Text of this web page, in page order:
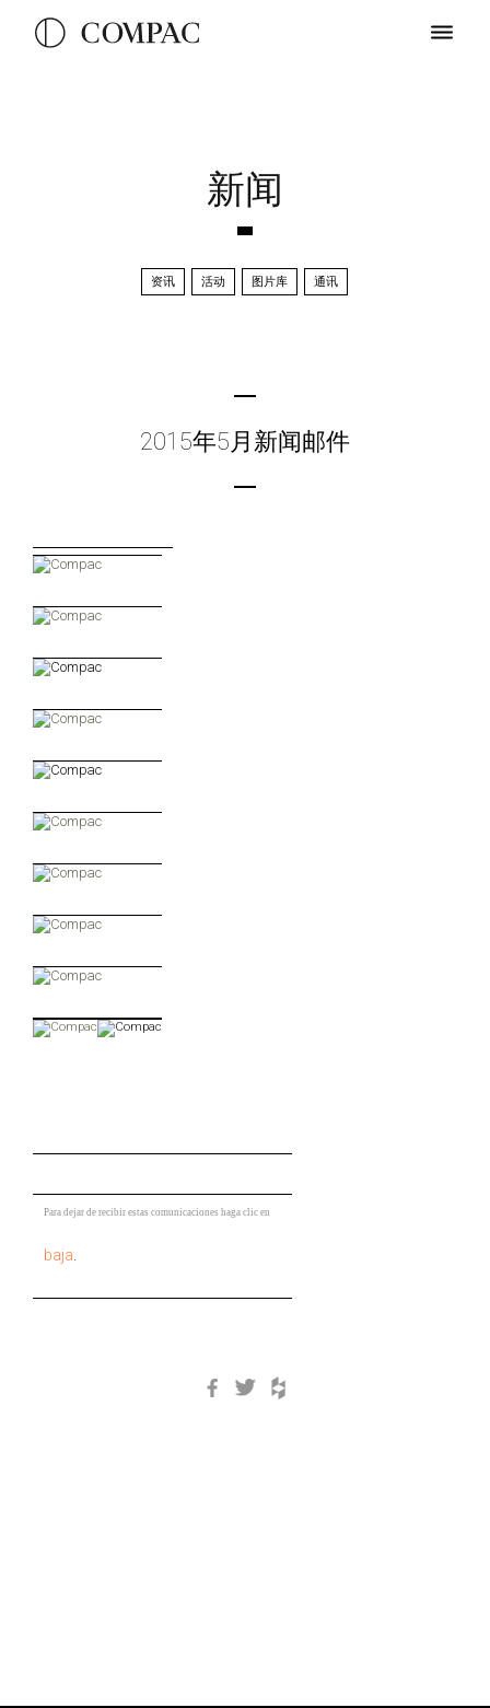
新闻
资讯 活动 图片库 通讯
2015年5月新闻邮件
Para dejar de recibir estas comunicaciones haga clic en
baja.
Facebook
Twitter